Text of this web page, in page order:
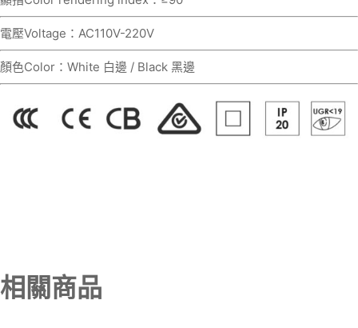
電壓Voltage：AC110V-220V
顏色Color：White 白邊 / Black 黑邊
相關商品